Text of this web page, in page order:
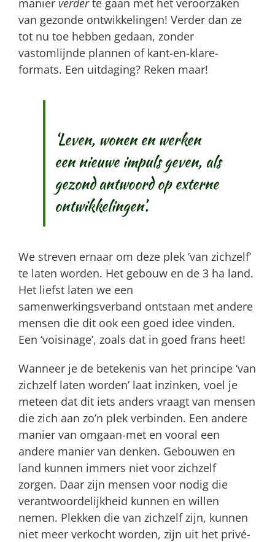
van gezonde ontwikkelingen! Verder dan ze
tot nu toe hebben gedaan, zonder
vastomlijnde plannen of kant-en-klare-
formats. Een uitdaging? Reken maar!
‘Leven, wonen en werken
een nieuwe impuls geven, als
gezond antwoord op externe
ontwikkelingen’.
We streven ernaar om deze plek ‘van zichzelf’
te laten worden. Het gebouw en de 3 ha land.
Het liefst laten we een
samenwerkingsverband ontstaan met andere
mensen die dit ook een goed idee vinden.
Een ‘voisinage’, zoals dat in goed frans heet!
Wanneer je de betekenis van het principe ‘van
zichzelf laten worden’ laat inzinken, voel je
meteen dat dit iets anders vraagt van mensen
die zich aan zo’n plek verbinden. Een andere
manier van omgaan-met en vooral een
andere manier van denken. Gebouwen en
land kunnen immers niet voor zichzelf
zorgen. Daar zijn mensen voor nodig die
verantwoordelijkheid kunnen en willen
nemen. Plekken die van zichzelf zijn, kunnen
niet meer verkocht worden, zijn uit het privé-